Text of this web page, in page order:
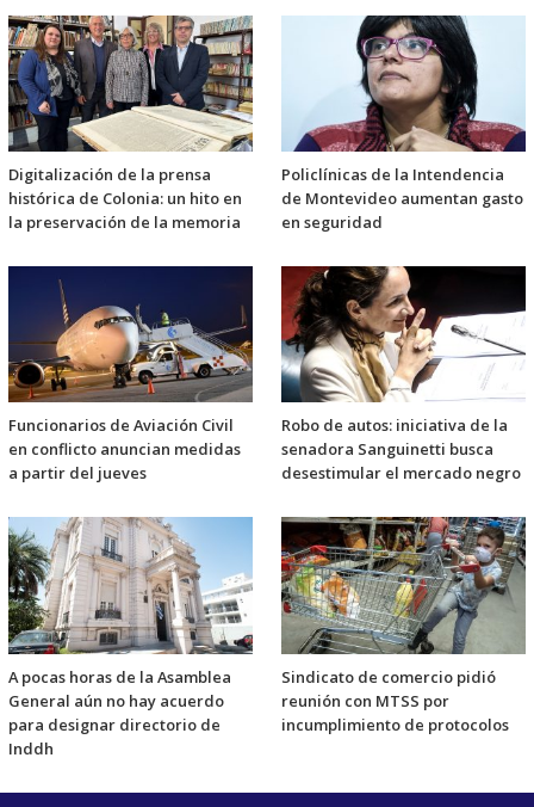
Digitalización de la prensa
histórica de Colonia: un hito en
la preservación de la memoria
Policlínicas de la Intendencia
de Montevideo aumentan gasto
en seguridad
Funcionarios de Aviación Civil
en conflicto anuncian medidas
a partir del jueves
Robo de autos: iniciativa de la
senadora Sanguinetti busca
desestimular el mercado negro
A pocas horas de la Asamblea
General aún no hay acuerdo
para designar directorio de
Inddh
Sindicato de comercio pidió
reunión con MTSS por
incumplimiento de protocolos